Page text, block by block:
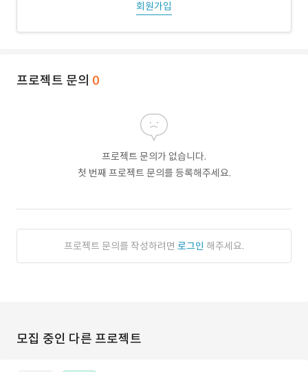
회원가입
프로젝트 문의 0
프로젝트 문의가 없습니다.
첫 번째 프로젝트 문의를 등록해주세요.
프로젝트 문의를 작성하려면 로그인 해주세요.
모집 중인 다른 프로젝트